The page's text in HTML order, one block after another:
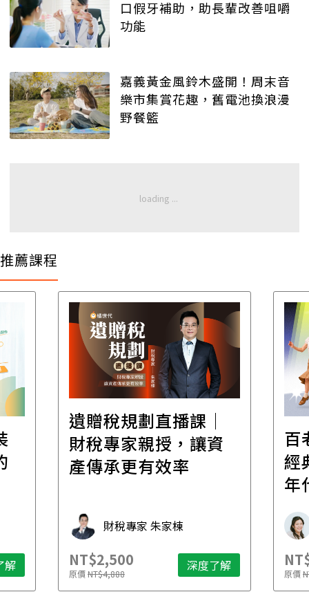
口假牙補助，助長輩改善咀嚼
功能
嘉義黃金風鈴木盛開！周末音
樂市集賞花趣，舊電池換浪漫
野餐籃
推薦課程
解
遺贈稅規劃直播課│
財稅專家親授，讓資
產傳承更有效率
財稅專家 朱家棟
NT$2,500
原價NT$4,888 深度了解
百
經
年
原價